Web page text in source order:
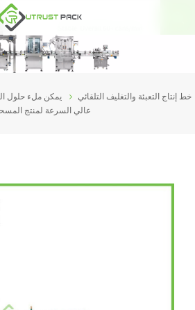
يمكن ملء حلول
خط إنتاج التعبئة والتغليف التلقائي
عالي السرعة لمنتج